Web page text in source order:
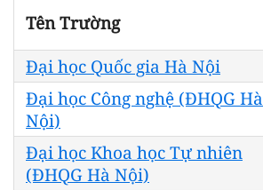
Tên Trường
Đại học Quốc gia Hà Nội
Đại học Công nghệ (ĐHQG Hà
Nội)
Đại học Khoa học Tự nhiên
(ĐHQG Hà Nội)